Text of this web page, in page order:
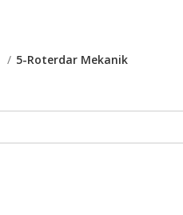
5-Roterdar Mekanik